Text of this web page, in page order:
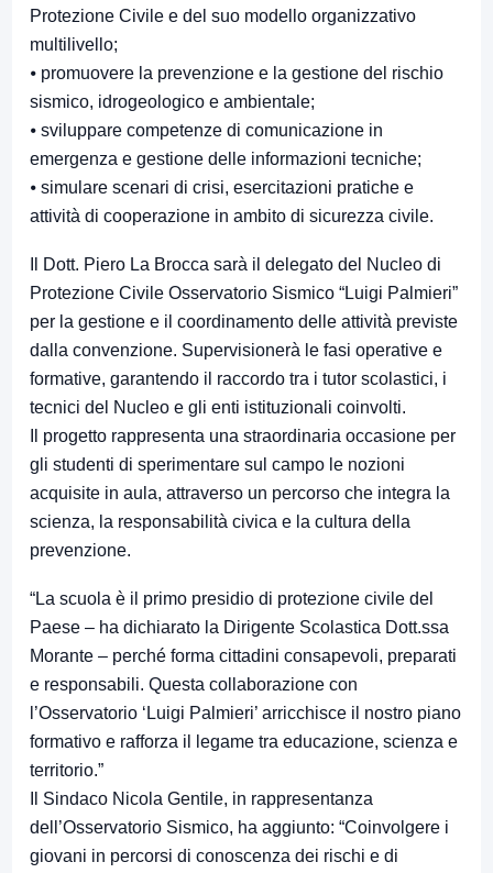
Protezione Civile e del suo modello organizzativo
multilivello;
⦁ promuovere la prevenzione e la gestione del rischio
sismico, idrogeologico e ambientale;
⦁ sviluppare competenze di comunicazione in
emergenza e gestione delle informazioni tecniche;
⦁ simulare scenari di crisi, esercitazioni pratiche e
attività di cooperazione in ambito di sicurezza civile.
Il Dott. Piero La Brocca sarà il delegato del Nucleo di
Protezione Civile Osservatorio Sismico “Luigi Palmieri”
per la gestione e il coordinamento delle attività previste
dalla convenzione. Supervisionerà le fasi operative e
formative, garantendo il raccordo tra i tutor scolastici, i
tecnici del Nucleo e gli enti istituzionali coinvolti.
Il progetto rappresenta una straordinaria occasione per
gli studenti di sperimentare sul campo le nozioni
acquisite in aula, attraverso un percorso che integra la
scienza, la responsabilità civica e la cultura della
prevenzione.
“La scuola è il primo presidio di protezione civile del
Paese – ha dichiarato la Dirigente Scolastica Dott.ssa
Morante – perché forma cittadini consapevoli, preparati
e responsabili. Questa collaborazione con
l’Osservatorio ‘Luigi Palmieri’ arricchisce il nostro piano
formativo e rafforza il legame tra educazione, scienza e
territorio.”
Il Sindaco Nicola Gentile, in rappresentanza
dell’Osservatorio Sismico, ha aggiunto: “Coinvolgere i
giovani in percorsi di conoscenza dei rischi e di